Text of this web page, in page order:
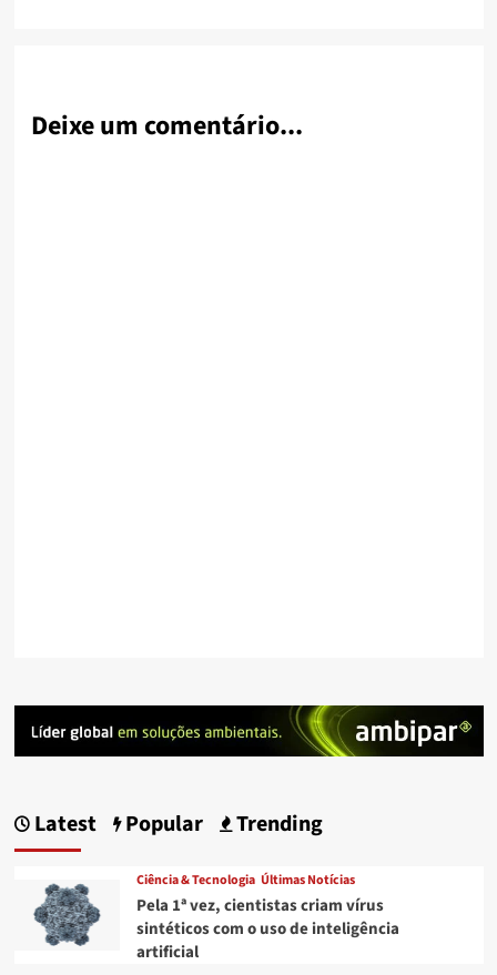
Deixe um comentário...
Latest Popular Trending
Ciência & Tecnologia Últimas Notícias
Pela 1ª vez, cientistas criam vírus
sintéticos com o uso de inteligência
artificial